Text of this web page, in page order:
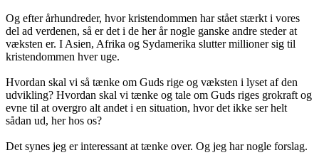
Og efter århundreder, hvor kristendommen har stået stærkt i vores
del ad verdenen, så er det i de her år nogle ganske andre steder at
væksten er. I Asien, Afrika og Sydamerika slutter millioner sig til
kristendommen hver uge.
Hvordan skal vi så tænke om Guds rige og væksten i lyset af den
udvikling? Hvordan skal vi tænke og tale om Guds riges grokraft og
evne til at overgro alt andet i en situation, hvor det ikke ser helt
sådan ud, her hos os?
Det synes jeg er interessant at tænke over. Og jeg har nogle forslag.